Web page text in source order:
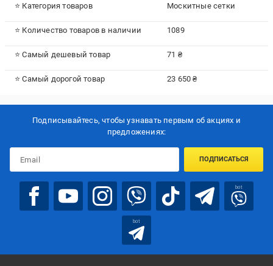
⭐ Категория товаров Москитные сетки
⭐ Количество товаров в наличии 1089
⭐ Самый дешевый товар 71 ₴
⭐ Самый дорогой товар 23 650 ₴
Подписывайтесь, чтобы узнавать первым об акцияx и
предложениях:
ПОДПИСАТЬСЯ
bot
bot